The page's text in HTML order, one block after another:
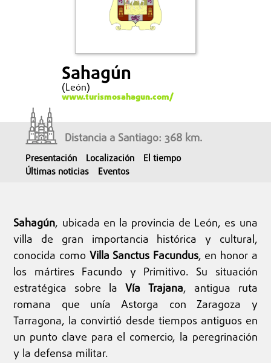
Sahagún
(León)
www.turismosahagun.com/
Distancia a Santiago: 368 km.
Presentación Localización
El tiempo
Últimas noticias
Eventos
Sahagún, ubicada en la provincia de León, es una
villa de gran importancia histórica y cultural,
conocida como Villa Sanctus Facundus, en honor a
los mártires Facundo y Primitivo. Su situación
estratégica sobre la Vía Trajana, antigua ruta
romana que unía Astorga con Zaragoza y
Tarragona, la convirtió desde tiempos antiguos en
un punto clave para el comercio, la peregrinación
y la defensa militar.